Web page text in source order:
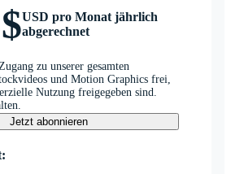
USD pro Monat jährlich
abgerechnet
zu unserer gesamten
und Motion Graphics frei,
Nutzung freigegeben sind.
Jetzt abonnieren